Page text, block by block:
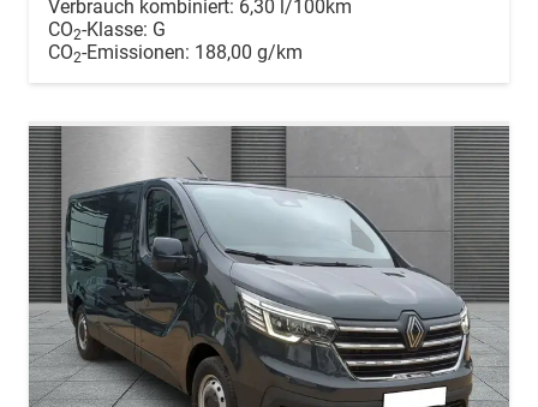
Verbrauch kombiniert: 6,30 l/100km
CO2-Klasse: G
CO2-Emissionen: 188,00 g/km